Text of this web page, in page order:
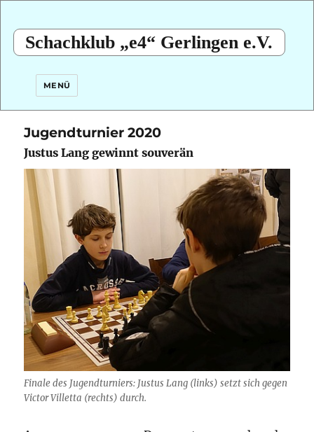
Schachklub „e4“ Gerlingen e.V.
MENÜ
Jugendturnier 2020
Justus Lang gewinnt souverän
Finale des Jugendturniers: Justus Lang (links) setzt sich gegen
Victor Villetta (rechts) durch.